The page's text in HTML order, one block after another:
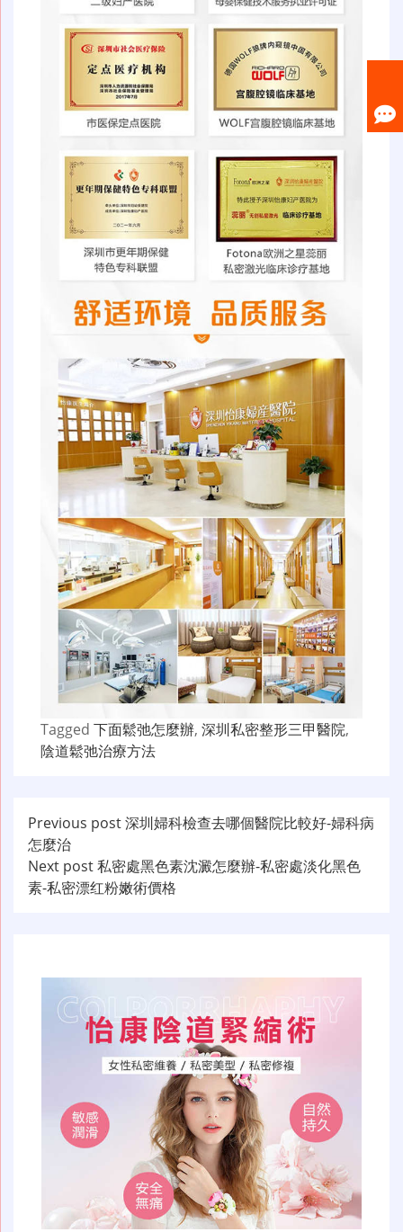
Tagged 下面鬆弛怎麼辦, 深圳私密整形三甲醫院,
陰道鬆弛治療方法
文
章
导
Previous post深圳婦科檢查去哪個醫院比較好-婦科病
怎麼治
Next post私密處黑色素沈澱怎麼辦-私密處淡化黑色
素-私密漂红粉嫩術價格